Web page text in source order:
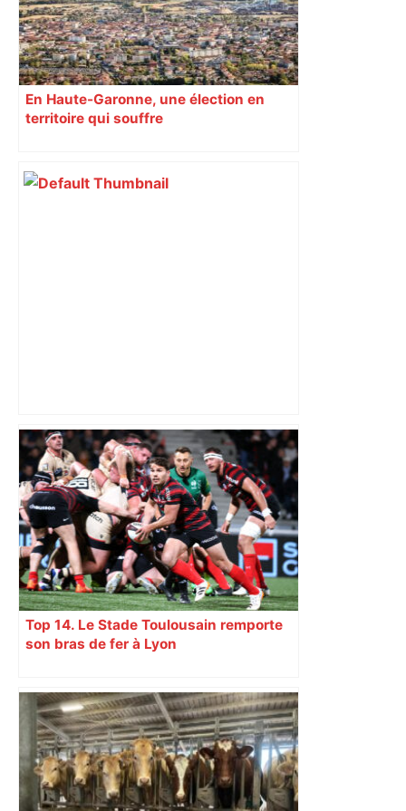
En Haute-Garonne, une élection en
territoire qui souffre
Top 14: comment Perpignan a une
nouvelle fois fait tomber Toulouse? –
RMC Sport
Top 14. Le Stade Toulousain remporte
son bras de fer à Lyon